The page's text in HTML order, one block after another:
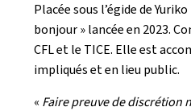
Placée sous l’égide de
bonjour » lancée en 2023.
CFL et le TICE. Elle est
impliqués et en lieu public.
« Faire preuve de discrétion